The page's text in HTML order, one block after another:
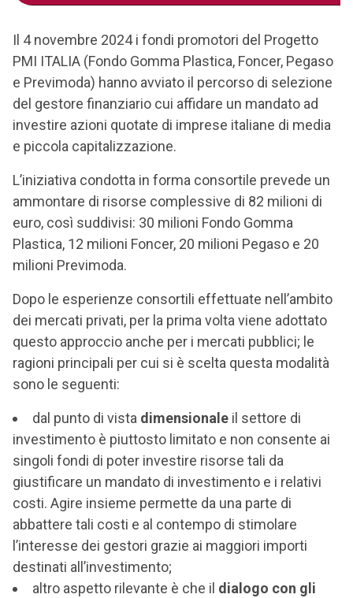
Il 4 novembre 2024 i fondi promotori del Progetto
PMI ITALIA (Fondo Gomma Plastica, Foncer, Pegaso
e Previmoda) hanno avviato il percorso di selezione
del gestore finanziario cui affidare un mandato ad
investire azioni quotate di imprese italiane di media
e piccola capitalizzazione.
L’iniziativa condotta in forma consortile prevede un
ammontare di risorse complessive di 82 milioni di
euro, così suddivisi: 30 milioni Fondo Gomma
Plastica, 12 milioni Foncer, 20 milioni Pegaso e 20
milioni Previmoda.
Dopo le esperienze consortili effettuate nell’ambito
dei mercati privati, per la prima volta viene adottato
questo approccio anche per i mercati pubblici; le
ragioni principali per cui si è scelta questa modalità
sono le seguenti:
dal punto di vista dimensionale il settore di
investimento è piuttosto limitato e non consente ai
singoli fondi di poter investire risorse tali da
giustificare un mandato di investimento e i relativi
costi. Agire insieme permette da una parte di
abbattere tali costi e al contempo di stimolare
l’interesse dei gestori grazie ai maggiori importi
destinati all’investimento;
altro aspetto rilevante è che il dialogo con gli